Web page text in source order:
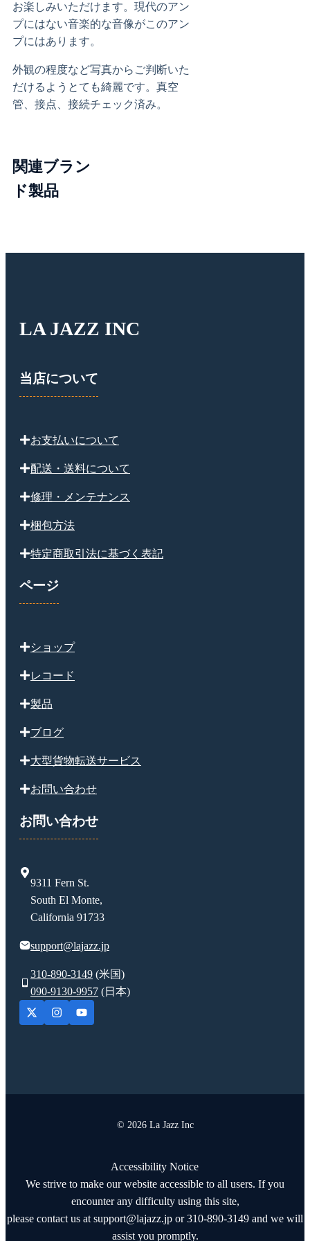
お楽しみいただけます。現代のアン
プにはない音楽的な音像がこのアン
プにはあります。
外観の程度など写真からご判断いた
だけるようとても綺麗です。真空
管、接点、接続チェック済み。
関連ブラン
ド製品
LA JAZZ INC
当店について
お支払いについて
配送・送料について
修理・メンテナンス
梱包方法
特定商取引法に基づく表記
ページ
ショップ
レコード
製品
ブログ
大型貨物転送サービス
お問い合わせ
お問い合わせ
9311 Fern St.
South El Monte,
California 91733
support@lajazz.jp
310-890-3149 (米国)
090-9130-9957 (日本)
© 2026 La Jazz Inc
Accessibility Notice
We strive to make our website accessible to all users. If you
encounter any difficulty using this site,
please contact us at support@lajazz.jp or 310-890-3149 and we will
assist you promptly.